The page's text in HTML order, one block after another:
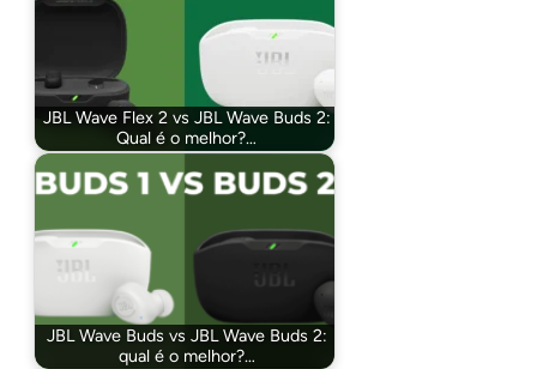
JBL Wave Flex 2 vs JBL Wave Buds 2:
Qual é o melhor?…
JBL Wave Buds vs JBL Wave Buds 2:
qual é o melhor?…